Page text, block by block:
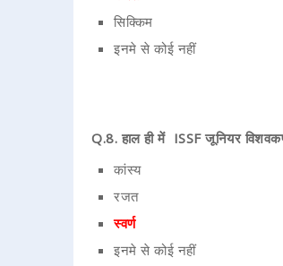
सिक्किम
इनमे से कोई नहीं
Q.8. हाल ही में ISSF जूनियर
कांस्य
रजत
स्वर्ण
इनमे से कोई नहीं